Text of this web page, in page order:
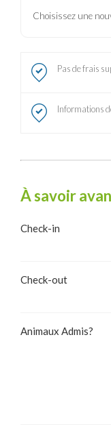
Choisissez une
Pas de frais
Informations
À savoir
Check-in
Check-out
Animaux Admis?